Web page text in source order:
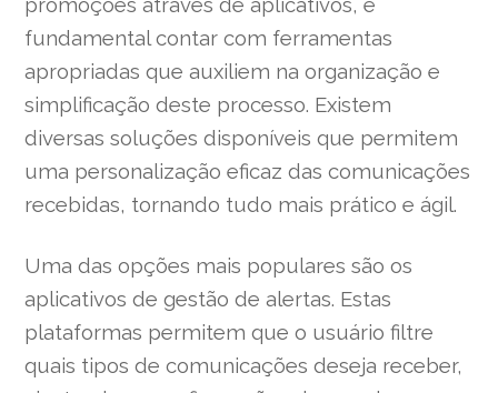
promoções através de aplicativos, é
fundamental contar com ferramentas
apropriadas que auxiliem na organização e
simplificação deste processo. Existem
diversas soluções disponíveis que permitem
uma personalização eficaz das comunicações
recebidas, tornando tudo mais prático e ágil.
Uma das opções mais populares são os
aplicativos de gestão de alertas. Estas
plataformas permitem que o usuário filtre
quais tipos de comunicações deseja receber,